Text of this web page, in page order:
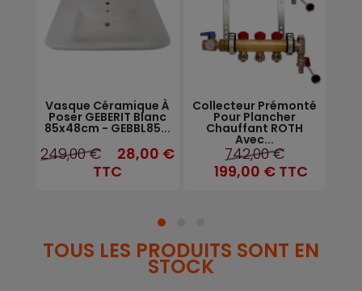
Vasque Céramique À
Poser GEBERIT Blanc
85x48cm - GEBBL85...
249,00 €
28,00 €
TTC
Collecteur Prémonté
Pour Plancher
Chauffant ROTH
Avec...
742,00 €
199,00 € TTC
TOUS LES PRODUITS SONT EN
STOCK